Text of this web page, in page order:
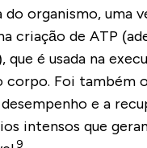
organismo, uma
criação de ATP
é usada na
corpo. Foi também
e a
intensos que
9